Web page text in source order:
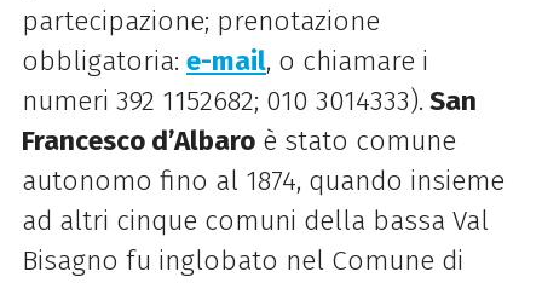
partecipazione; prenotazione
obbligatoria: e-mail, o chiamare i
numeri 392 1152682; 010 3014333). San
Francesco d’Albaroè stato comune
autonomo fino al 1874, quando insieme
ad altri cinque comuni della bassa Val
Bisagno fu inglobato nel Comune di